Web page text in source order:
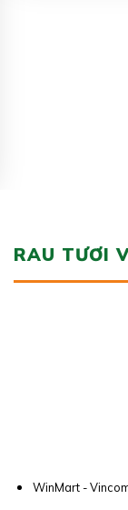
RAU TƯƠI
WinMart -